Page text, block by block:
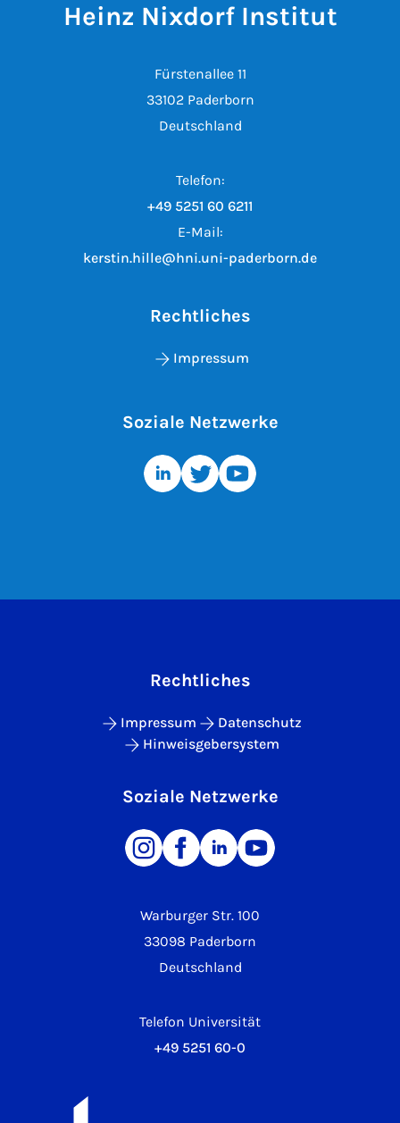
Heinz Nixdorf Institut
Fürstenallee 11
33102 Paderborn
Deutschland
Telefon:
+49 5251 60 6211
E-Mail:
kerstin.hille@hni.uni-paderborn.de
Rechtliches
Impressum
Soziale Netzwerke
Warburger Str. 100
33098 Paderborn
Deutschland
Telefon Universität
+49 5251 60-0
Rechtliches
Impressum
Datenschutz
Hinweisgebersystem
Soziale Netzwerke